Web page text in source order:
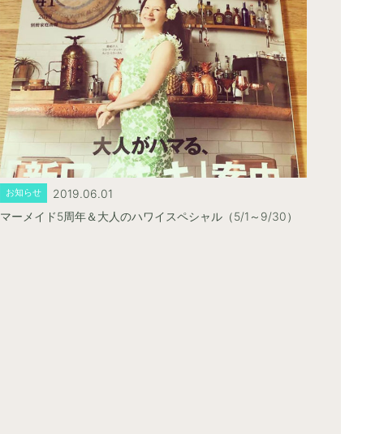
お知らせ
2019.06.01
マーメイド5周年＆大人のハワイスペシャル（5/1～9/30）